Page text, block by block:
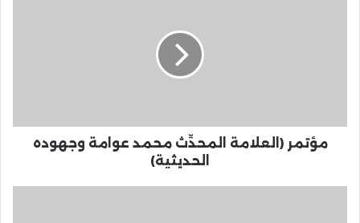
مؤتمر (العلامة المحدِّث محمد عوامة وجهوده
الحديثية)